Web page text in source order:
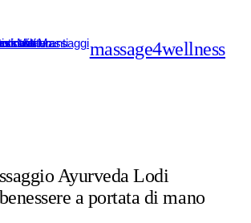
massage4wellness
Ayurveda Lodi
a portata di mano